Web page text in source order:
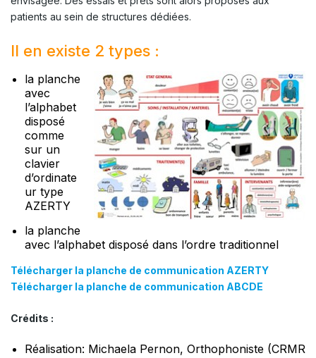
patients au sein de structures dédiées.
Il en existe 2 types :
la planche
avec
l’alphabet
disposé
comme
sur un
clavier
d’ordinate
ur type
AZERTY
la planche
avec l’alphabet disposé dans l’ordre traditionnel
Télécharger la planche de communication AZERTY
Télécharger la planche de communication ABCDE
Crédits :
Réalisation: Michaela Pernon, Orthophoniste (CRMR